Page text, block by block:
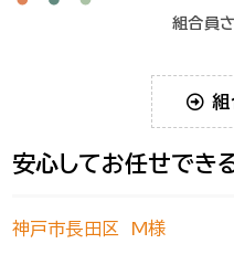
組合員
組
安心してお任せでき
神戸市長田区 M様